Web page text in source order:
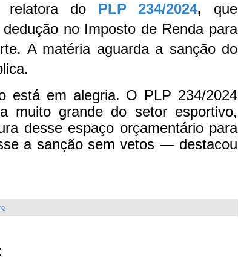
relatora do PLP 234/2024, que
no Imposto de Renda para
A matéria aguarda a sanção do
está em alegria. O PLP 234/2024
muito grande do setor esportivo,
desse espaço orçamentário para
a sanção sem vetos — destacou